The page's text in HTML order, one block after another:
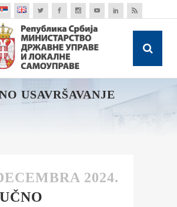
USAVRŠAVANJE
2024.